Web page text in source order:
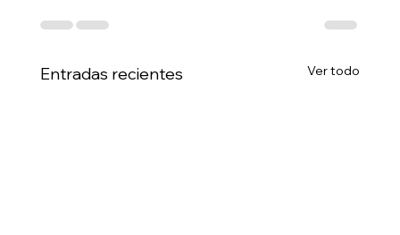
Entradas recientes Ver todo